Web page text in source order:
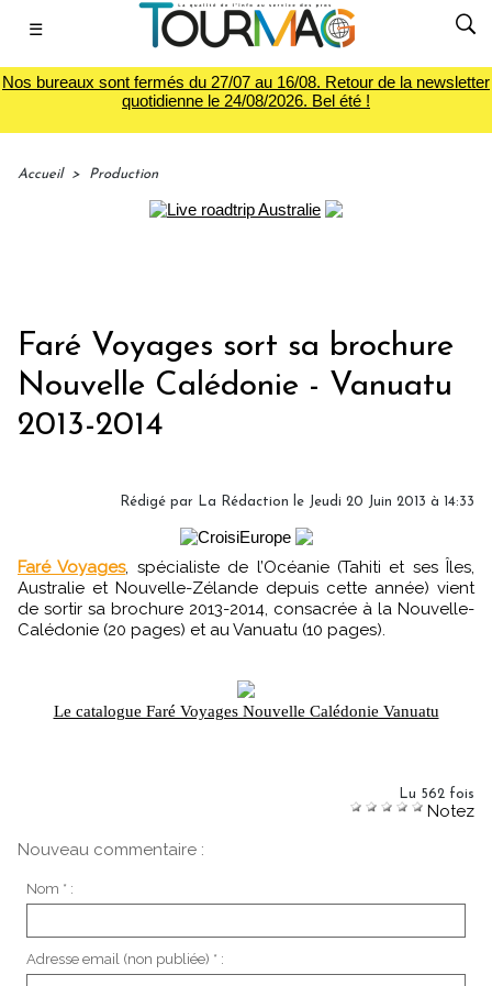
☰
Nos bureaux sont fermés du 27/07 au 16/08. Retour de la newsletter
quotidienne le 24/08/2026. Bel été !
Accueil > Production
Faré Voyages sort sa brochure
Nouvelle Calédonie - Vanuatu
2013-2014
Rédigé par La Rédaction le Jeudi 20 Juin 2013 à 14:33
Faré Voyages, spécialiste de l’Océanie (Tahiti et ses Îles,
Australie et Nouvelle-Zélande depuis cette année) vient
de sortir sa brochure 2013-2014, consacrée à la Nouvelle-
Calédonie (20 pages) et au Vanuatu (10 pages).
Le catalogue Faré Voyages Nouvelle Calédonie Vanuatu
Lu 562 fois
Notez
Nouveau commentaire :
Nom * :
Adresse email (non publiée) * :